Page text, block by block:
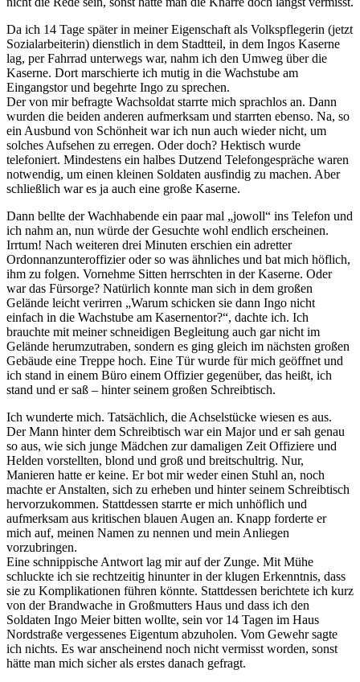
Da ich 14 Tage später in meiner Eigenschaft als Volkspflegerin (jetzt
Sozialarbeiterin) dienstlich in dem Stadtteil, in dem Ingos Kaserne
lag, per Fahrrad unterwegs war, nahm ich den Umweg über die
Kaserne. Dort marschierte ich mutig in die Wachstube am
Eingangstor und begehrte Ingo zu sprechen.
Der von mir befragte Wachsoldat starrte mich sprachlos an. Dann
wurden die beiden anderen aufmerksam und starrten ebenso. Na, so
ein Ausbund von Schönheit war ich nun auch wieder nicht, um
solches Aufsehen zu erregen. Oder doch? Hektisch wurde
telefoniert. Mindestens ein halbes Dutzend Telefongespräche waren
notwendig, um einen kleinen Soldaten ausfindig zu machen. Aber
schließlich war es ja auch eine große Kaserne.
Dann bellte der Wachhabende ein paar mal
jowoll
ins Telefon und
ich nahm an, nun würde der Gesuchte wohl endlich erscheinen.
Irrtum! Nach weiteren drei Minuten erschien ein adretter
Ordonnanzunteroffizier oder so was ähnliches und bat mich höflich,
ihm zu folgen. Vornehme Sitten herrschten in der Kaserne. Oder
war das Fürsorge? Natürlich konnte man sich in dem großen
Gelände leicht verirren
Warum schicken sie dann Ingo nicht
einfach in die Wachstube am Kasernentor? , dachte ich. Ich
brauchte mit meiner schneidigen Begleitung auch gar nicht im
Gelände herumzutraben, sondern es ging gleich im nächsten großen
Gebäude eine Treppe hoch. Eine Tür wurde für mich geöffnet und
ich stand in einem Büro einem Offizier gegenüber, das heißt, ich
stand und er saß – hinter seinem großen Schreibtisch.
Ich wunderte mich. Tatsächlich, die Achselstücke wiesen es aus.
Der Mann hinter dem Schreibtisch war ein Major und er sah genau
so aus, wie sich junge Mädchen zur damaligen Zeit Offiziere und
Helden vorstellten, blond und groß und breitschultrig. Nur,
Manieren hatte er keine. Er bot mir weder einen Stuhl an, noch
machte er Anstalten, sich zu erheben und hinter seinem Schreibtisch
hervorzukommen. Stattdessen starrte er mich unhöflich und
aufmerksam aus kritischen blauen Augen an. Knapp forderte er
mich auf, meinen Namen zu nennen und mein Anliegen
vorzubringen.
Eine schnippische Antwort lag mir auf der Zunge. Mit Mühe
schluckte ich sie rechtzeitig hinunter in der klugen Erkenntnis, dass
sie zu Komplikationen führen könnte. Stattdessen berichtete ich kurz
von der Brandwache in Großmutters Haus und dass ich den
Soldaten Ingo Meier bitten wollte, sein vor 14 Tagen im Haus
Nordstraße vergessenes Eigentum abzuholen. Vom Gewehr sagte
ich nichts. Es war anscheinend noch nicht vermisst worden, sonst
hätte man mich sicher als erstes danach gefragt.